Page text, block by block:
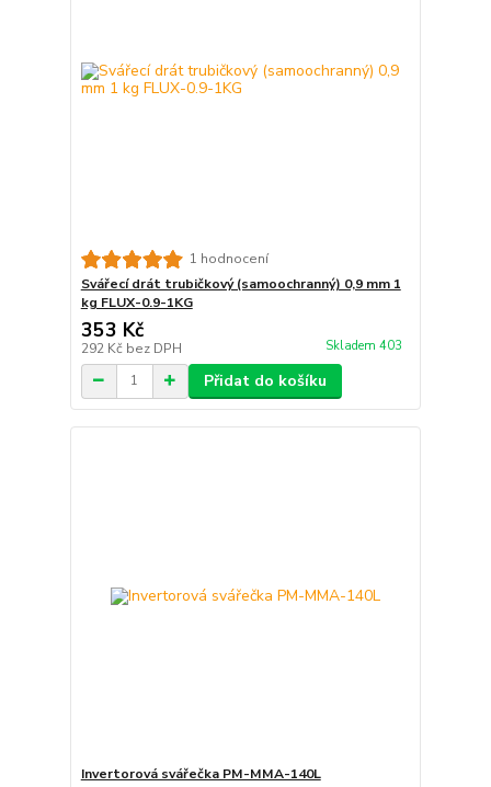
1 hodnocení
Svářecí drát trubičkový (samoochranný) 0,9 mm 1
kg FLUX-0.9-1KG
353 Kč
292 Kč bez DPH Skladem 403
Přidat do košíku
Invertorová svářečka PM-MMA-140L